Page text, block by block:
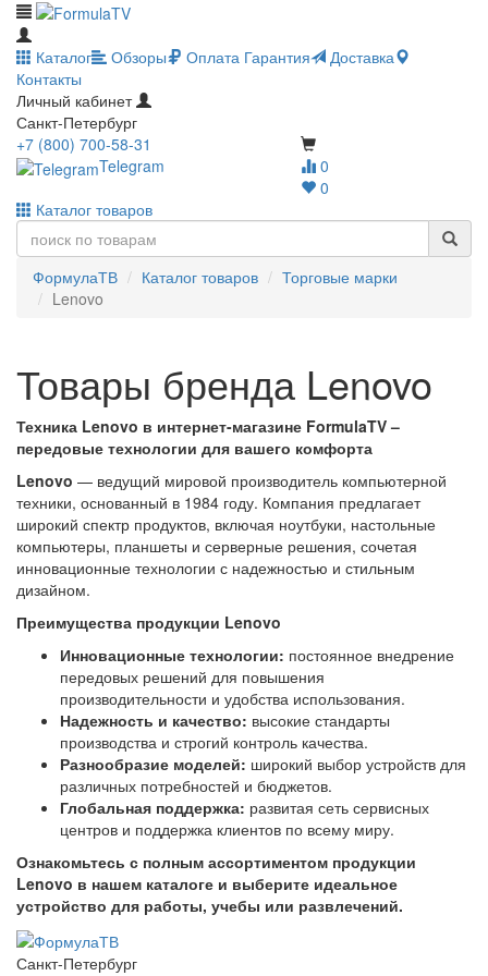
Каталог Обзоры Оплата Гарантия
Доставка
Контакты
Личный кабинет
Санкт-Петербург
0
0
+7 (800) 700-58-31
Telegram
Каталог товаров
ФормулаТВ Каталог товаров
Торговые марки
Lenovo
Товары бренда Lenovo
Техника Lenovo в интернет-магазине FormulaTV –
передовые технологии для вашего комфорта
Lenovo — ведущий мировой производитель компьютерной
техники, основанный в 1984 году. Компания предлагает
широкий спектр продуктов, включая ноутбуки, настольные
компьютеры, планшеты и серверные решения, сочетая
инновационные технологии с надежностью и стильным
дизайном.
Преимущества продукции Lenovo
Инновационные технологии: постоянное внедрение
передовых решений для повышения
производительности и удобства использования.
Надежность и качество: высокие стандарты
производства и строгий контроль качества.
Разнообразие моделей: широкий выбор устройств для
различных потребностей и бюджетов.
Глобальная поддержка: развитая сеть сервисных
центров и поддержка клиентов по всему миру.
Ознакомьтесь с полным ассортиментом продукции
Lenovo в нашем каталоге и выберите идеальное
устройство для работы, учебы или развлечений.
Санкт-Петербург